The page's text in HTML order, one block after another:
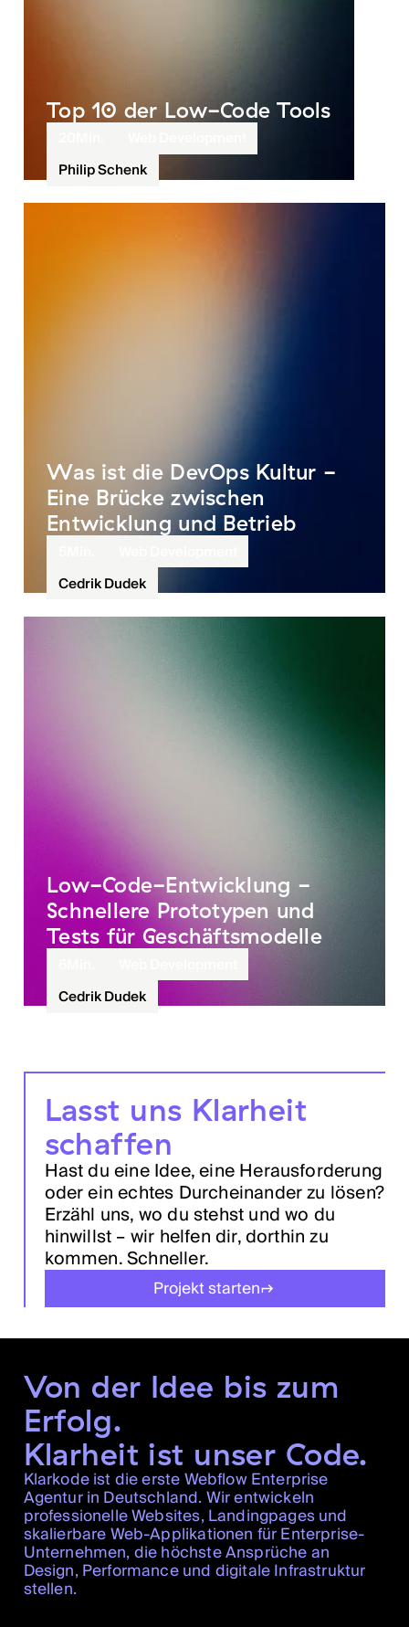
Top 10 der Low-Code Tools
Philip Schenk
Was ist die DevOps Kultur -
Eine Brücke zwischen
Entwicklung und Betrieb
Cedrik Dudek
Low-Code-Entwicklung -
Schnellere Prototypen und
Tests für Geschäftsmodelle
Cedrik Dudek
Lasst uns Klarheit
schaffen
Hast du eine Idee, eine Herausforderung
oder ein echtes Durcheinander zu lösen?
Erzähl uns, wo du stehst und wo du
hinwillst – wir helfen dir, dorthin zu
kommen. Schneller.
Projekt starten
Von der Idee bis zum
Erfolg.
Klarheit ist unser Code.
Klarkode ist die erste Webflow Enterprise
Agentur in Deutschland. Wir entwickeln
professionelle Websites, Landingpages und
skalierbare Web-Applikationen für Enterprise-
Unternehmen, die höchste Ansprüche an
Design, Performance und digitale Infrastruktur
stellen.